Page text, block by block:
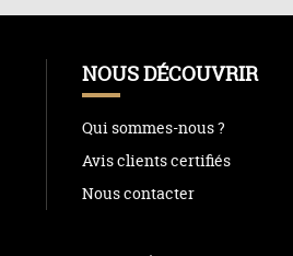
NOUS DÉCOUVRIR
Qui sommes-nous ?
Avis clients certifiés
Nous contacter